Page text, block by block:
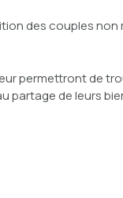
des couples non
permettront de
partage de leurs